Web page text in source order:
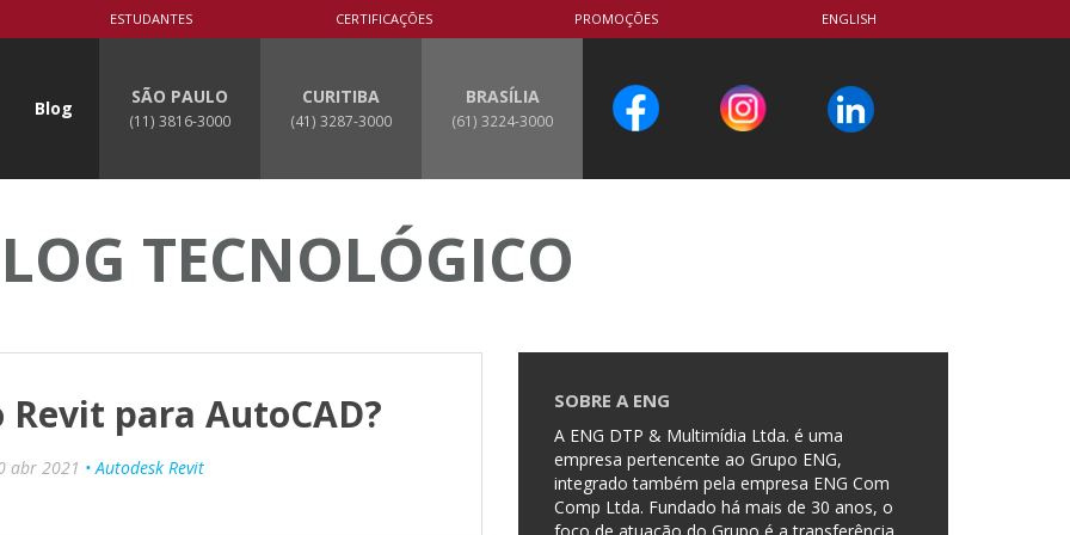
ESTUDANTES CERTIFICAÇÕES PROMOÇÕES ENGLISH
Blog
SÃO PAULO
(11) 3816-3000
CURITIBA
(41) 3287-3000
BRASÍLIA
(61) 3224-3000
TECNOLÓGICO
para AutoCAD?
abr 2021 • Autodesk Revit
SOBRE A ENG
A ENG DTP & Multimídia Ltda. é uma
empresa pertencente ao Grupo ENG,
integrado também pela empresa ENG Com
Comp Ltda. Fundado há mais de 30 anos, o